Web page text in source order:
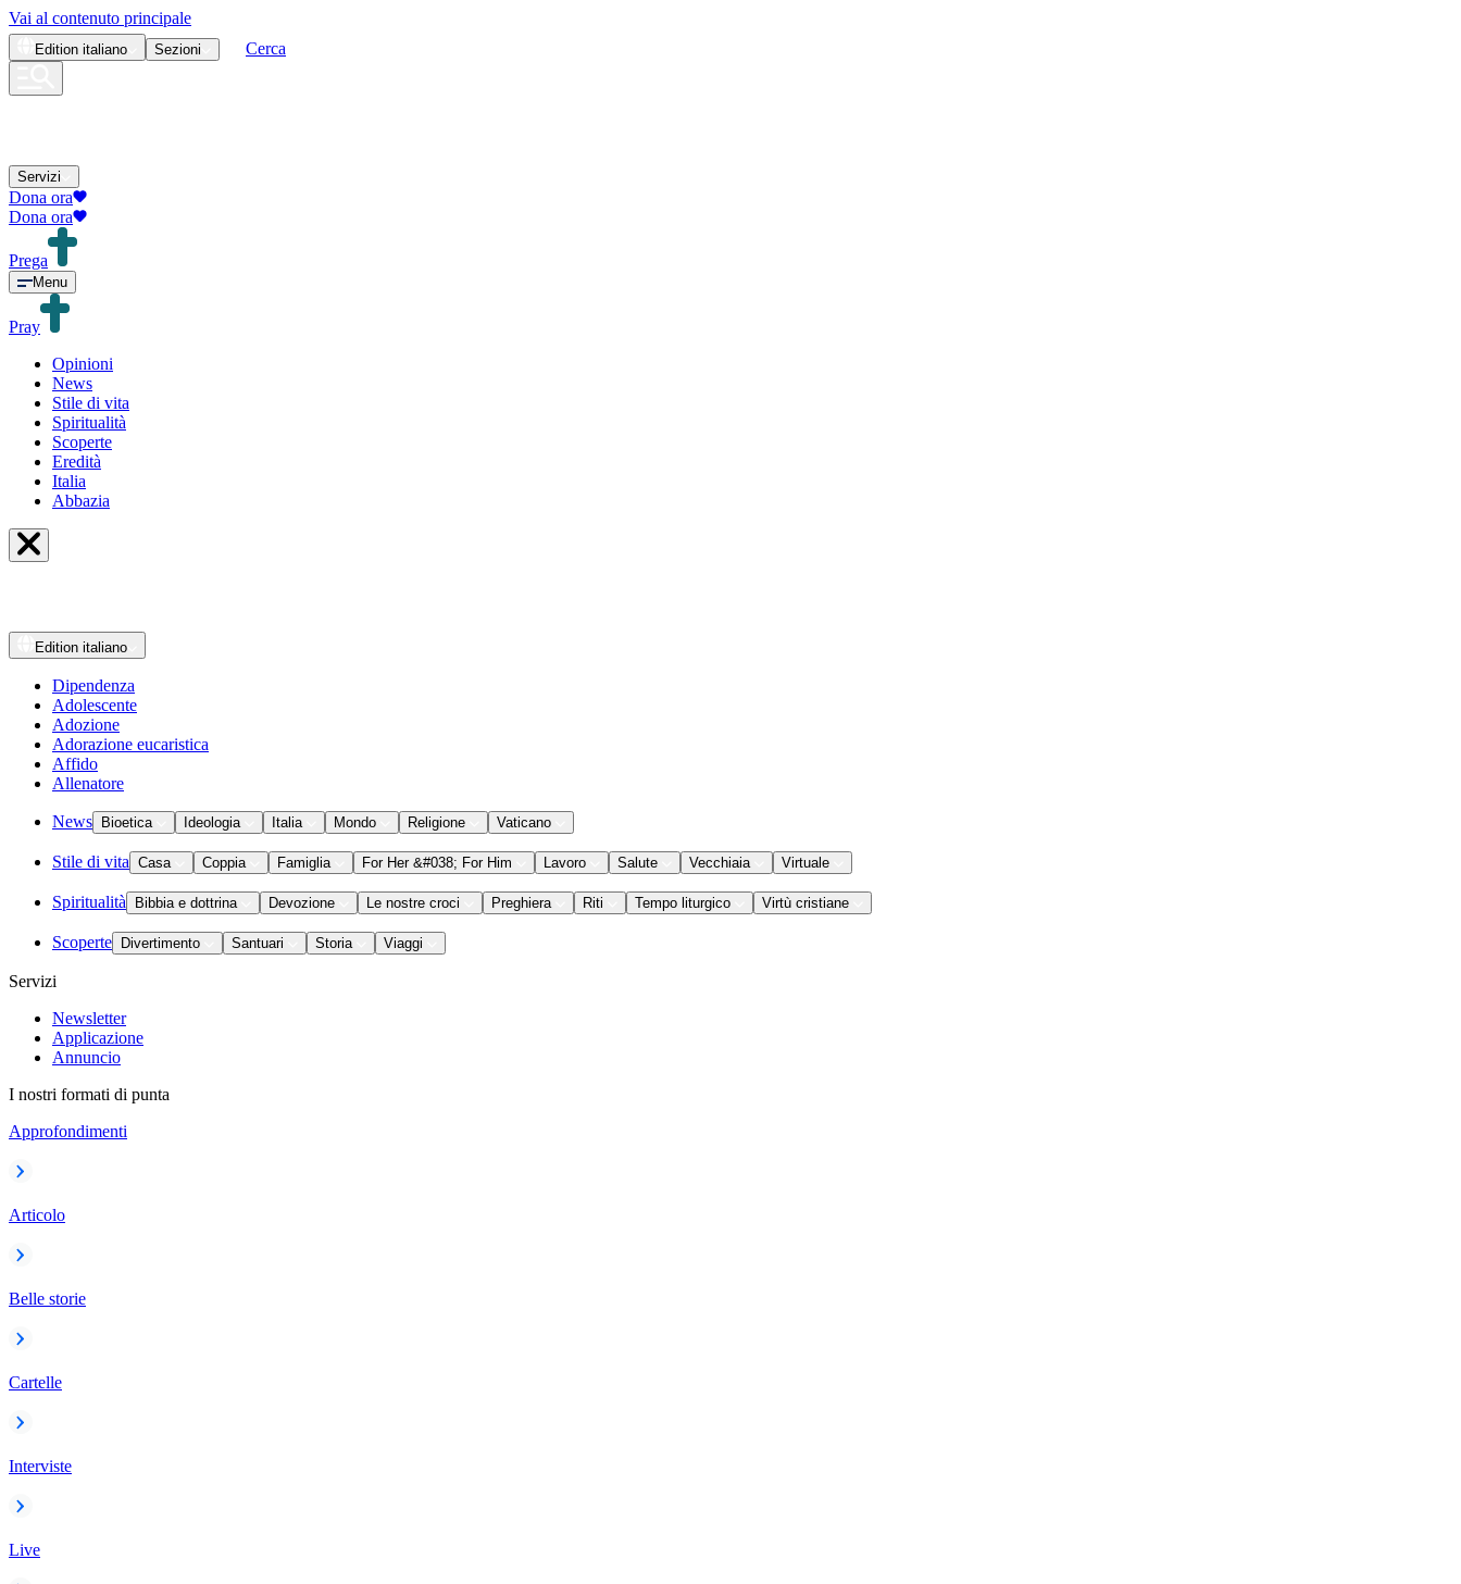
Vai al contenuto principale
Edition italiano Sezioni Cerca
Servizi
Dona ora
Dona ora
Prega
Menu
Pray
Opinioni
News
Stile di vita
Spiritualità
Scoperte
Eredità
Italia
Abbazia
Edition italiano
Dipendenza
Adolescente
Adozione
Adorazione eucaristica
Affido
Allenatore
News Bioetica Ideologia Italia Mondo Religione Vaticano
Stile di vita Casa Coppia Famiglia For Her &#038; For Him Lavoro Salute Vecchiaia Virtuale
Spiritualità Bibbia e dottrina Devozione Le nostre croci Preghiera Riti Tempo liturgico Virtù cristiane
Scoperte Divertimento Santuari Storia Viaggi
Servizi
Newsletter
Applicazione
Annuncio
I nostri formati di punta
Approfondimenti
Articolo
Belle storie
Cartelle
Interviste
Live